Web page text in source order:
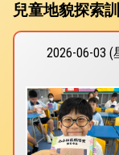
兒童地貌探索
2026-06-03 (